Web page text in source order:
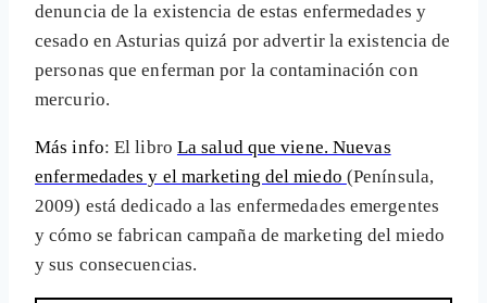
denuncia de la existencia de estas enfermedades y
cesado en Asturias quizá por advertir la existencia de
personas que enferman por la contaminación con
mercurio.
Más info: El libro La salud que viene. Nuevas
enfermedades y el marketing del miedo (Península,
2009) está dedicado a las enfermedades emergentes
y cómo se fabrican campaña de marketing del miedo
y sus consecuencias.